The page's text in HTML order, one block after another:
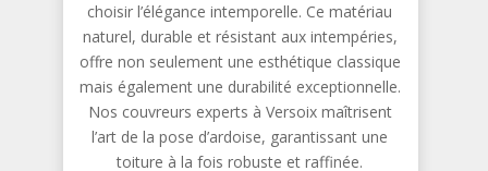
choisir l’élégance intemporelle. Ce matériau
naturel, durable et résistant aux intempéries,
offre non seulement une esthétique classique
mais également une durabilité exceptionnelle.
Nos couvreurs experts à Versoix maîtrisent
l’art de la pose d’ardoise, garantissant une
toiture à la fois robuste et raffinée.